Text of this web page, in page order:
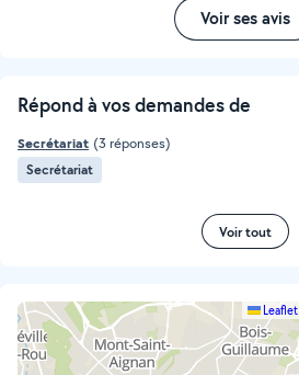
Voir ses avis
Répond à vos demandes de
Secrétariat (3 réponses)
Secrétariat
Voir tout
Leaflet